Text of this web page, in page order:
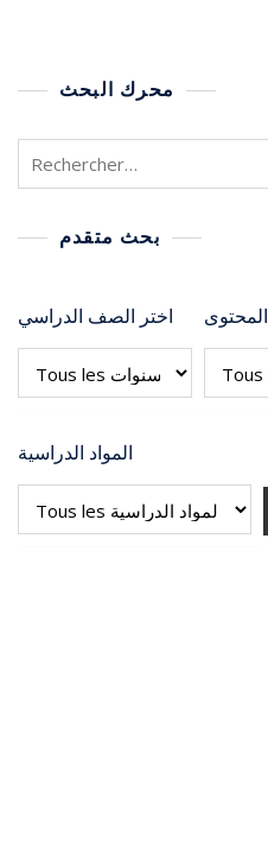
محرك البحث
بحث متقدم
اختر الصف الدراسي المحتوى
المواد الدراسية